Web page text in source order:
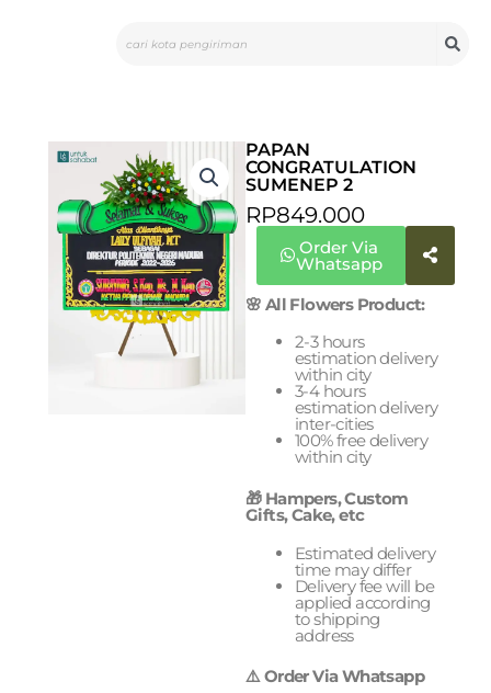
PAPAN
CONGRATULATION
SUMENEP 2
RP849.000
Order Via
Whatsapp
🌸 All Flowers Product:
2-3 hours
estimation delivery
within city
3-4 hours
estimation delivery
inter-cities
100% free delivery
within city
🎁 Hampers, Custom
Gifts, Cake, etc
Estimated delivery
time may differ
Delivery fee will be
applied according
to shipping
address
⚠️ Order Via Whatsapp